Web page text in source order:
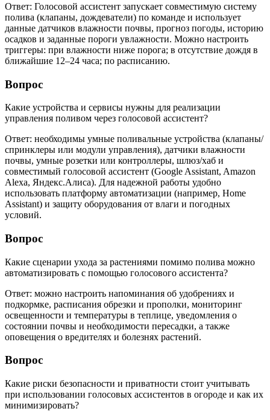
Ответ: Голосовой ассистент запускает совместимую систему
полива (клапаны, дождеватели) по команде и использует
данные датчиков влажности почвы, прогноз погоды, историю
осадков и заданные пороги увлажности. Можно настроить
триггеры: при влажности ниже порога; в отсутствие дождя в
ближайшие 12–24 часа; по расписанию.
Вопрос
Какие устройства и сервисы нужны для реализации
управления поливом через голосовой ассистент?
Ответ: необходимы умные поливальные устройства (клапаны/
спринклеры или модули управления), датчики влажности
почвы, умные розетки или контроллеры, шлюз/хаб и
совместимый голосовой ассистент (Google Assistant, Amazon
Alexa, Яндекс.Алиса). Для надежной работы удобно
использовать платформу автоматизации (например, Home
Assistant) и защиту оборудования от влаги и погодных
условий.
Вопрос
Какие сценарии ухода за растениями помимо полива можно
автоматизировать с помощью голосового ассистента?
Ответ: можно настроить напоминания об удобрениях и
подкормке, расписания обрезки и прополки, мониторинг
освещенности и температуры в теплице, уведомления о
состоянии почвы и необходимости пересадки, а также
оповещения о вредителях и болезнях растений.
Вопрос
Какие риски безопасности и приватности стоит учитывать
при использовании голосовых ассистентов в огороде и как их
минимизировать?